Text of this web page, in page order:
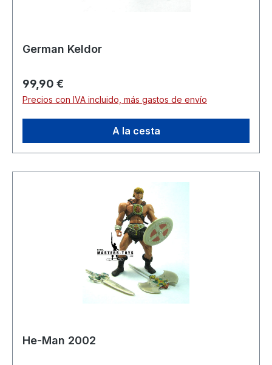
German Keldor
Precio normal:
99,90 €
Precios con IVA incluido, más gastos de envío
A la cesta
He-Man 2002